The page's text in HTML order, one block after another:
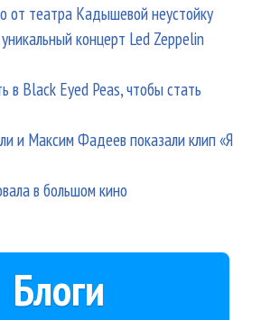
от театра Кадышевой неустойку
концерт Led Zeppelin
в Black Eyed Peas, чтобы стать
и Максим Фадеев показали клип «Я
в большом кино
Блоги